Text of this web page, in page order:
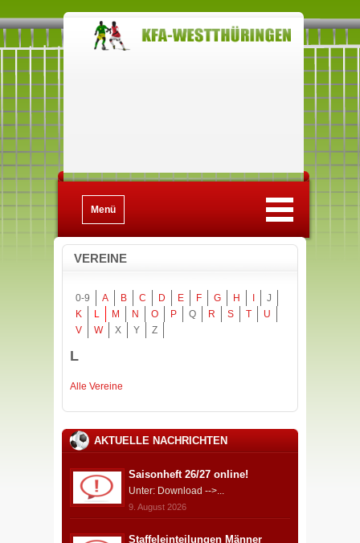
Menü
VEREINE
0-9 A B C D E F G H
J
K
L M N O P Q R S T
U
V
W X Y Z
L
Alle Vereine
AKTUELLE NACHRICHTEN
Saisonheft 26/27 online!
Unter: Download -->...
9. August 2026
Staffeleinteilungen Männer